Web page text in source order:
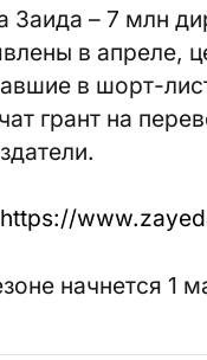
– 7 млн
в апреле,
в шорт-
грант на
https://
начнется 1